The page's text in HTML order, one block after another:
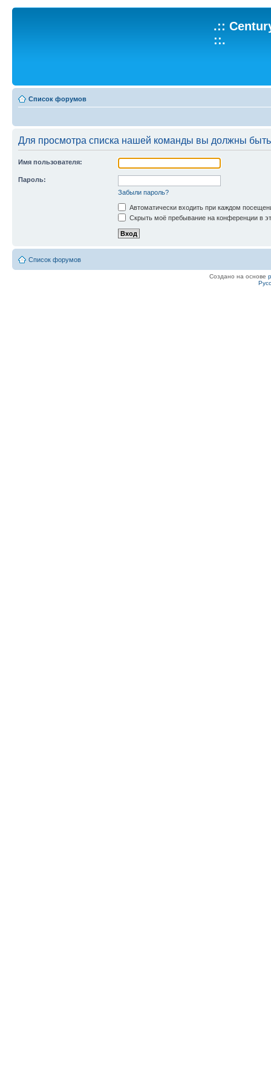
.::
::.
Список форумов
Для просмотра списка нашей команды вы должны
Имя пользователя:
Пароль:
Забыли пароль?
Автоматически входить при каждом
Скрыть моё пребывание на конференции в
Список форумов
Создано на основе